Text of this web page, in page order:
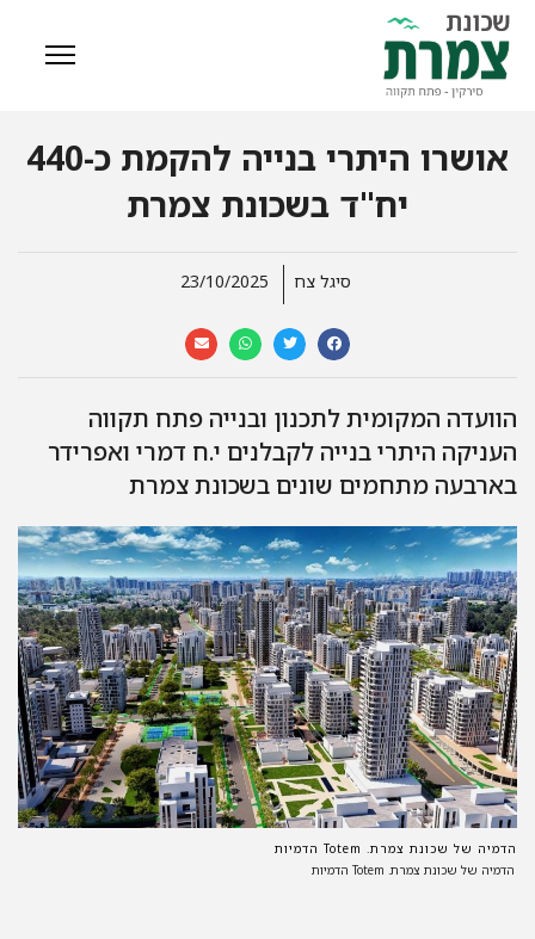
אושרו היתרי בנייה להקמת כ-440
יח"ד בשכונת צמרת
סיגל צח
הוועדה המקומית לתכנון ובנייה פתח תקווה
העניקה היתרי בנייה לקבלנים י.ח דמרי ואפרידר
בארבעה מתחמים שונים בשכונת צמרת
הדמיה של שכונת צמרת. Totem הדמיות
הדמיה של שכונת צמרת. Totem הדמיות